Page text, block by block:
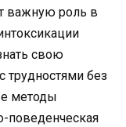
важную роль в
свою
трудностями без
методы
поведенческая